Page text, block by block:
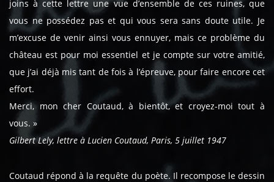
joins à cette lettre une vue d’ensemble de ces ruines, que
vous ne possédez pas et qui vous sera sans doute utile. Je
m’excuse de venir ainsi vous ennuyer, mais ce problème du
château est pour moi essentiel et je compte sur votre amitié,
que j’ai déjà mis tant de fois à l’épreuve, pour faire encore cet
effort.
Merci, mon cher Coutaud, à bientôt, et croyez-moi tout à
vous. »
Gilbert Lely, lettre à Lucien Coutaud, Paris, 5 juillet 1947
Coutaud répond à la requête du poète. Il recompose le dessin